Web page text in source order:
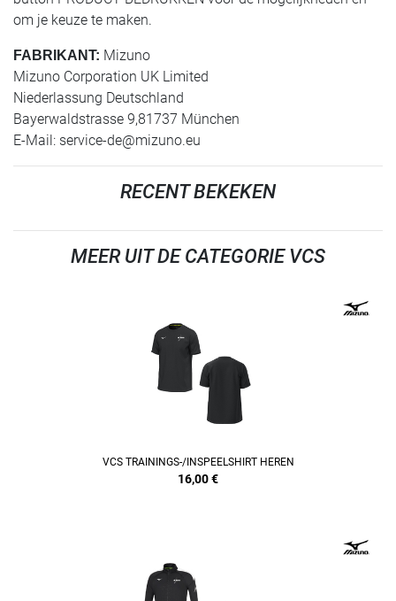
om je keuze te maken.
FABRIKANT: Mizuno
Mizuno Corporation UK Limited
Niederlassung Deutschland
Bayerwaldstrasse 9,81737 München
E-Mail: service-de@mizuno.eu
RECENT BEKEKEN
MEER UIT DE CATEGORIE VCS
VCS TRAININGS-/INSPEELSHIRT HEREN
16,00€